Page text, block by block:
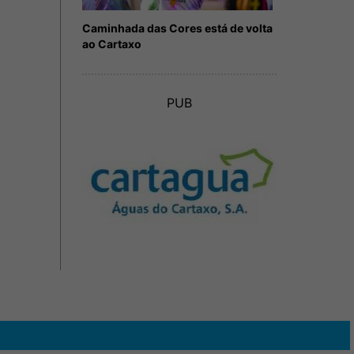
Caminhada das Cores está de volta
ao Cartaxo
PUB